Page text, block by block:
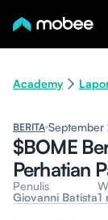
Academy
BERITA
$BOME
Perhatian
Penulis
Giovanni Batista1